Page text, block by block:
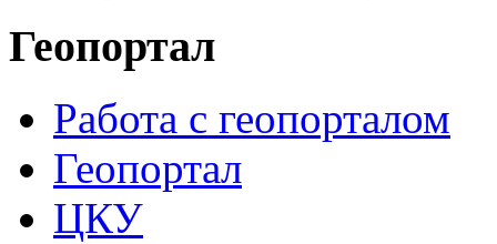
Геопортал
Работа с геопорталом
Геопортал
ЦКУ